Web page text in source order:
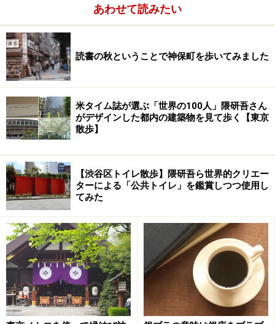
時刻は昼時だ。どこかで食事をしようと思っていたのだ
が、ちょうど踏切のところで、Iさんが
「あそこのお蕎麦屋さんはいかがですか。昭和３年の創
業らしいですよ」
と言う。ほっほー、幕末までは遡らないが、それでも昭
あわせて読みたい
読書の秋ということで神保町を歩いてみました
米タイム誌が選ぶ「世界の100人」隈研吾さん
がデザインした都内の建築物を見て歩く【東京
散歩】
【渋谷区トイレ散歩】隈研吾ら世界的クリエー
ターによる「公共トイレ」を鑑賞しつつ使用し
てみた